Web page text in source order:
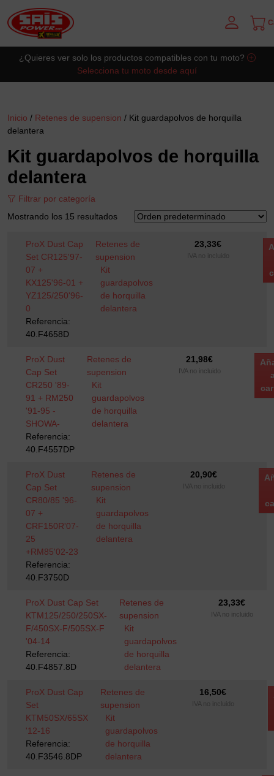
¿Quieres ver solo los productos compatibles con tu moto?
Selecciona tu moto desde aquí
Inicio / Retenes de supension / Kit guardapolvos de horquilla
delantera
Kit guardapolvos de horquilla
delantera
Filtrar por categoría
Mostrando los 15 resultados
ProX Dust Cap
Set CR125'97-
07 +
KX125'96-01 +
YZ125/250'96-
0
Referencia:
40.F4658D
Retenes de
supension
Kit
guardapolvos
de horquilla
delantera
23,33€
IVA no incluido
ProX Dust
Cap Set
CR250 '89-
91 + RM250
'91-95 -
SHOWA-
Referencia:
40.F4557DP
Retenes de
supension
Kit
guardapolvos
de horquilla
delantera
21,98€
IVA no incluido
ProX Dust
Cap Set
CR80/85 '96-
07 +
CRF150R'07-
25
+RM85'02-23
Referencia:
40.F3750D
Retenes de
supension
Kit
guardapolvos
de horquilla
delantera
20,90€
IVA no incluido
ProX Dust Cap Set
KTM125/250/250SX-
F/450SX-F/505SX-F
'04-14
Referencia:
40.F4857.8D
Retenes de
supension
Kit
guardapolvos
de horquilla
delantera
23,33€
IVA no incluido
ProX Dust Cap
Set
KTM50SX/65SX
'12-16
Referencia:
40.F3546.8DP
Retenes de
supension
Kit
guardapolvos
de horquilla
delantera
16,50€
IVA no incluido